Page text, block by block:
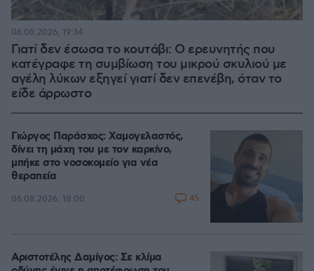
Γιατί δεν έσωσα το κουτάβι: Ο ερευνητής που
κατέγραφε τη συμβίωση του μικρού σκυλιού με
αγέλη λύκων εξηγεί γιατί δεν επενέβη, όταν το
είδε άρρωστο
06.08.2026, 19:34
Γιώργος Παράσχος: Χαμογελαστός,
δίνει τη μάχη του με τον καρκίνο,
μπήκε στο νοσοκομείο για νέα
θεραπεία
06.08.2026, 18:00 45
Αριστοτέλης Δαμίγος: Σε κλίμα